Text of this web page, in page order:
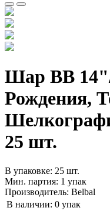
Шар ВВ
Рождения,
25 шт.
В упаковке: 25 шт.
Мин. партия: 1 упак
Производитель: Belbal
В наличии: 0 упак